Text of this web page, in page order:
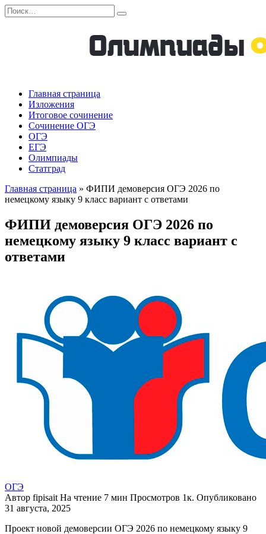
Перейти
к
Search
for:
Главная страница
Изложения
Итоговое сочинение
Сочинение ОГЭ
ОГЭ
ЕГЭ
Олимпиады
Статград
Главная страница » ФИПИ демоверсия ОГЭ 2026 по
немецкому языку 9 класс вариант с ответами
ФИПИ демоверсия ОГЭ 2026 по
немецкому языку 9 класс вариант с
ответами
ОГЭ
Автор fipisait На чтение 7 мин Просмотров 1к. Опубликовано
31 августа, 2025
Проект новой демоверсии ОГЭ 2026 по немецкому языку 9